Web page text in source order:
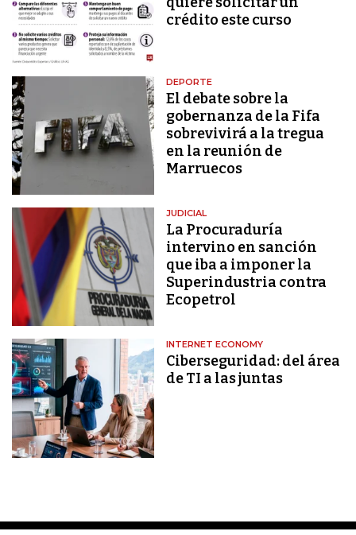
crédito este curso
DEPORTE
El debate sobre la
gobernanza de la Fifa
sobrevivirá a la tregua
en la reunión de
Marruecos
JUDICIAL
La Procuraduría
intervino en sanción
que iba a imponer la
Superindustria contra
Ecopetrol
INTERNET ECONOMY
Ciberseguridad: del área
de TI a las juntas